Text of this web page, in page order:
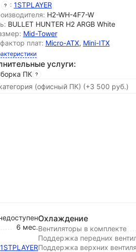
: 1STPLAYER
H2-WH-4F7-W
BULLET HUNTER H2 ARGB White
Mid-Tower
плат: Micro-ATX, Mini-ITX
услуги:
ПК
6 мес.
1STPLAYER
Охлаждение
Вентиляторы в комплекте
Поддержка передних
Поддержка верхних